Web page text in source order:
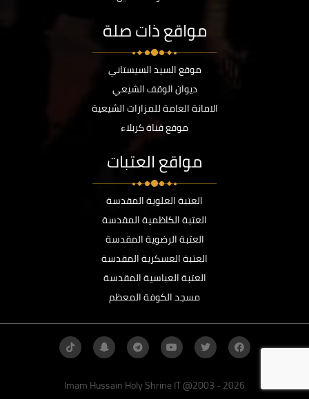
مواقع ذات صلة
موقع السيد السيستاني
ديوان الوقف الشيعي
الامانة العامة للمزارات الشيعية
موقع قناة كربلاء
مواقع العتبات
العتبة العلوية المقدسة
العتبة الكاظمية المقدسة
العتبة الرضوية المقدسة
العتبة العسكرية المقدسة
العتبة العباسية المقدسة
مسجد الكوفة المعظم
Imam Hussain Holy Shrine IT @2003 - 2026